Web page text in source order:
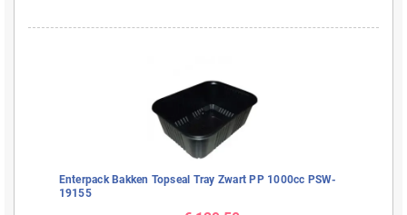
Enterpack Bakken Topseal Tray Zwart PP 1000cc PSW-
19155